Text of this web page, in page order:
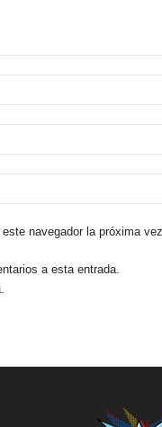
navegador la próxima
a esta entrada.